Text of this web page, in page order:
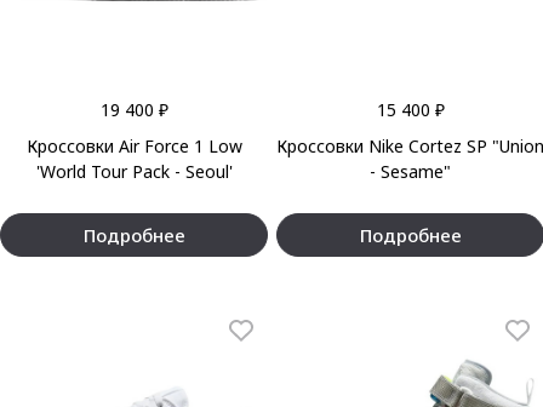
19 400 ₽
Кроссовки Air Force 1 Low
'World Tour Pack - Seoul'
Подробнее
15 400 ₽
Кроссовки Nike Cortez SP "Union
- Sesame"
Подробнее